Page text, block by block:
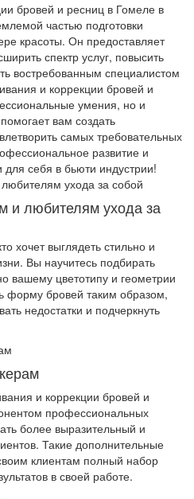
бровей и ресниц в Гомеле в
частью подготовки
красоты. Он предоставляет
спектр услуг, повысить
востребованным специалистом
и коррекции бровей и
умения, но и
вам создать
самых требовательных
развитие и
себя в бьюти индустрии!
и любителям ухода за
хочет выглядеть стильно и
Вы научитесь подбирать
вашему цветотипу и геометрии
форму бровей таким образом,
недостатки и подчеркнуть
и коррекции бровей и
профессиональных
более выразительный и
Такие дополнительные
клиентам полный набор
в своей работе.